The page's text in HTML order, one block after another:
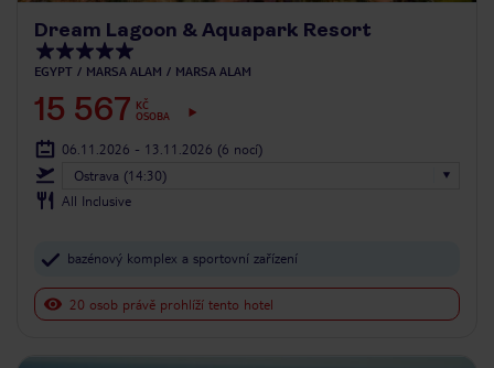
Dream Lagoon & Aquapark Resort
EGYPT MARSA ALAM MARSA ALAM
15 567 KČ
OSOBA
06.11.2026 - 13.11.2026 (6 nocí)
Ostrava (14:30)
All Inclusive
bazénový komplex a sportovní zařízení
20 osob právě prohlíží tento hotel